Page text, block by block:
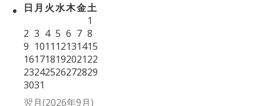
日 月 火水木金土
1
2 3 4 5 6 7 8
9 1011 12131415
16171819202122
23242526272829
3031
翌月(2026年9月)